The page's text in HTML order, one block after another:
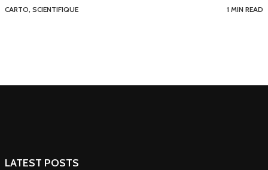
CARTO, SCIENTIFIQUE 1 MIN READ
LATEST POSTS